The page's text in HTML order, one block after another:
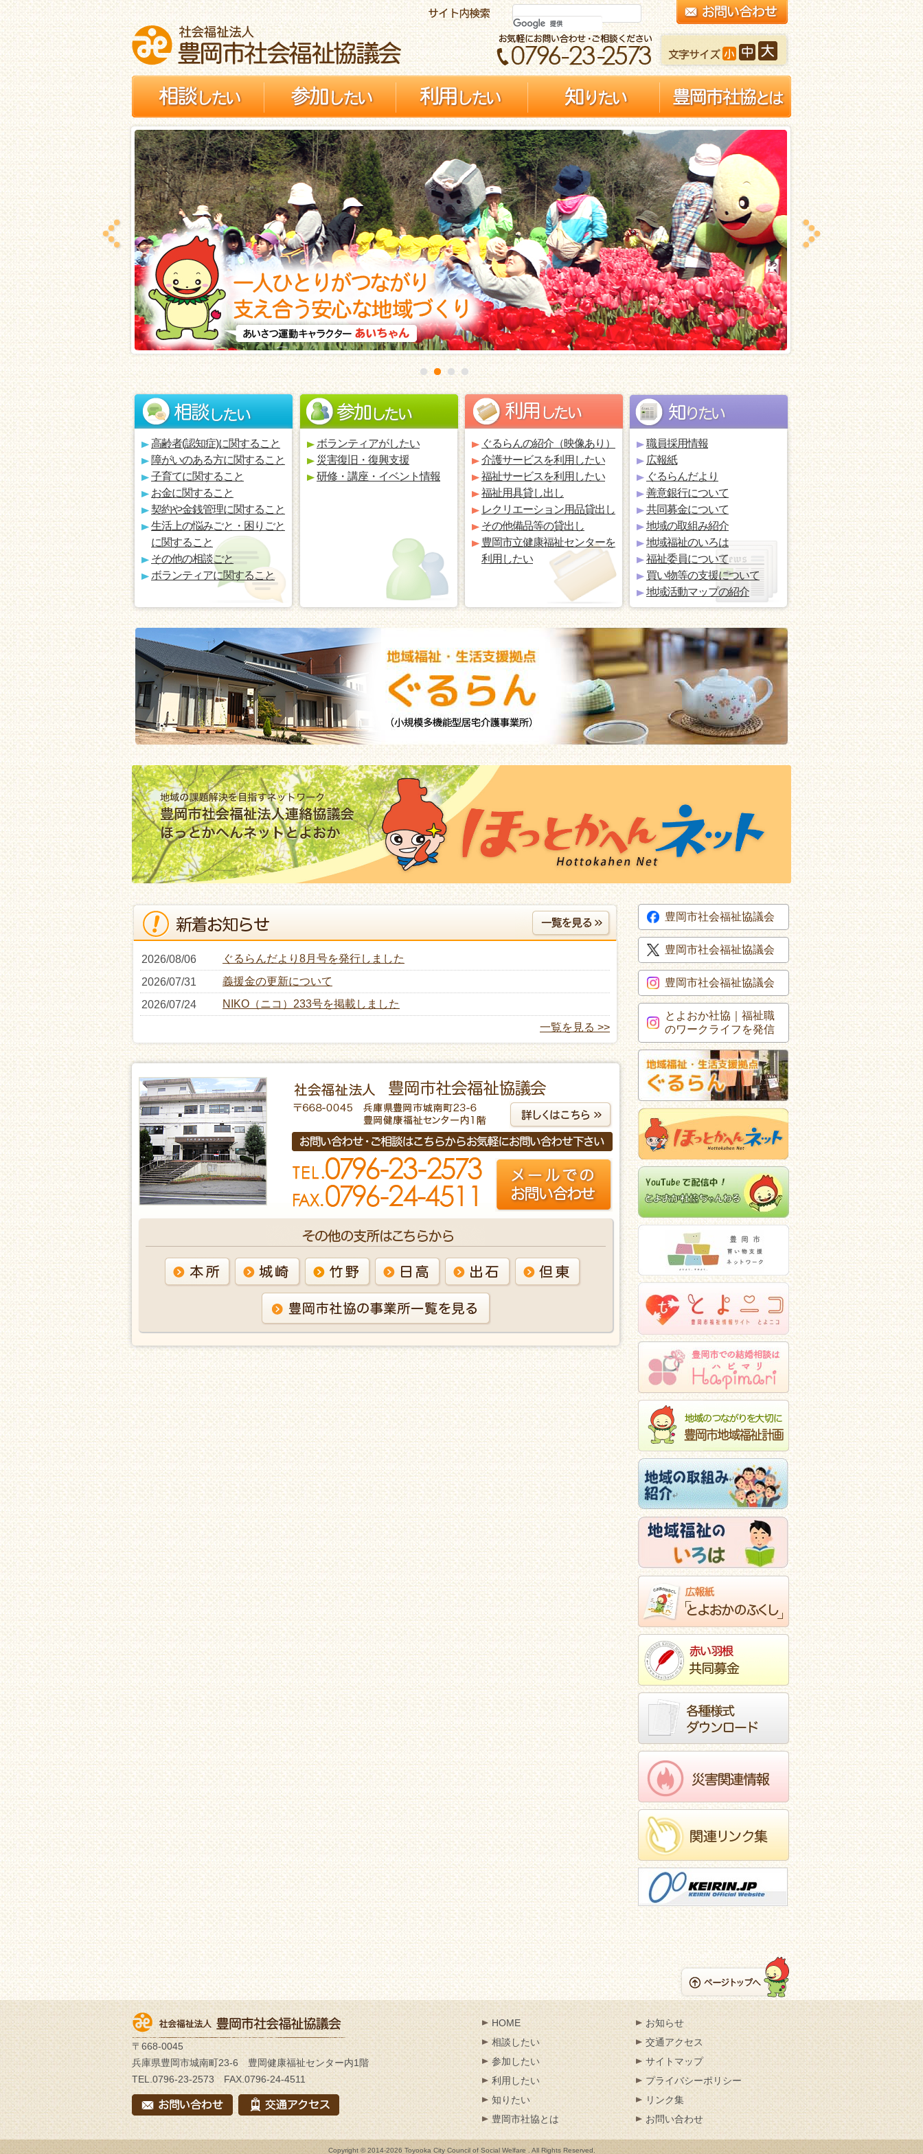
高齢者(認知症)に関すること
障がいのある方に関すること
子育てに関すること
お金に関すること
契約や金銭管理に関すること
生活上の悩みごと・困りごと
に関すること
その他の相談ごと
ボランティアに関すること
ボランティアがしたい
災害復旧・復興支援
研修・講座・イベント情報
ぐるらんの紹介（映像あり）
介護サービスを利用したい
福祉サービスを利用したい
福祉用具貸し出し
レクリエーション用品貸出し
その他備品等の貸出し
豊岡市立健康福祉センターを
利用したい
職員採用情報
広報紙
ぐるらんだより
善意銀行について
共同募金について
地域の取組み紹介
地域福祉のいろは
福祉委員について
買い物等の支援について
地域活動マップの紹介
2026/08/06
ぐるらんだより8月号を発行しました
2026/07/31
義援金の更新について
2026/07/24
NIKO（ニコ）233号を掲載しました
一覧を見る >>
豊岡市社会福祉協議会
豊岡市社会福祉協議会
豊岡市社会福祉協議会
とよおか社協｜福祉職
のワークライフを発信
〒668-0045
兵庫県豊岡市城南町23-6 豊岡健康福祉センター内1階
TEL.0796-23-2573 FAX.0796-24-4511
HOME
お知らせ
相談したい
交通アクセス
参加したい
サイトマップ
利用したい
プライバシーポリシー
知りたい
リンク集
豊岡市社協とは
お問い合わせ
Copyright © 2014-2026 Toyooka City Council of Social Welfare . All Rights Reserved.